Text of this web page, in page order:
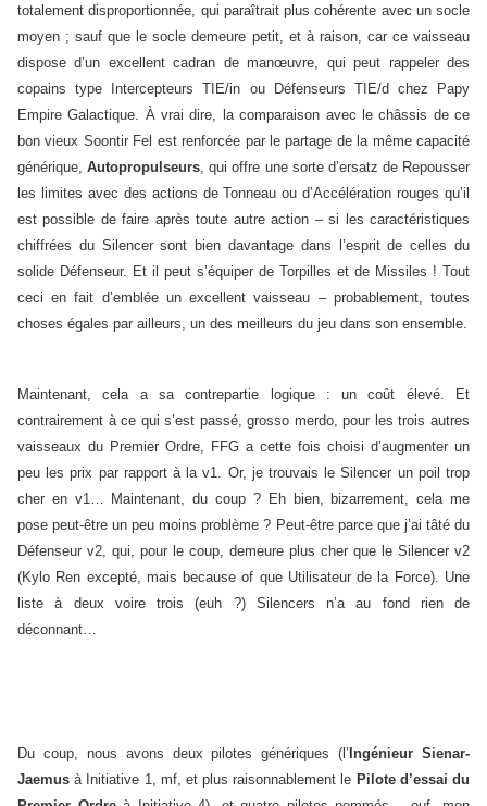
totalement disproportionnée, qui paraîtrait plus cohérente avec un socle
moyen ; sauf que le socle demeure petit, et à raison, car ce vaisseau
dispose d’un excellent cadran de manœuvre, qui peut rappeler des
copains type Intercepteurs TIE/in ou Défenseurs TIE/d chez Papy
Empire Galactique. À vrai dire, la comparaison avec le châssis de ce
bon vieux Soontir Fel est renforcée par le partage de la même capacité
générique,Autopropulseurs, qui offre une sorte d’ersatz de Repousser
les limites avec des actions de Tonneau ou d’Accélération rouges qu’il
est possible de faire après toute autre action – si les caractéristiques
chiffrées du Silencer sont bien davantage dans l’esprit de celles du
solide Défenseur. Et il peut s’équiper de Torpilles et de Missiles ! Tout
ceci en fait d’emblée un excellent vaisseau – probablement, toutes
choses égales par ailleurs, un des meilleurs du jeu dans son ensemble.
Maintenant, cela a sa contrepartie logique : un coût élevé. Et
contrairement à ce qui s’est passé, grosso merdo, pour les trois autres
vaisseaux du Premier Ordre, FFG a cette fois choisi d’augmenter un
peu les prix par rapport à la v1. Or, je trouvais le Silencer un poil trop
cher en v1… Maintenant, du coup ? Eh bien, bizarrement, cela me
pose peut-être un peu moins problème ? Peut-être parce que j’ai tâté du
Défenseur v2, qui, pour le coup, demeure plus cher que le Silencer v2
(Kylo Ren excepté, mais because of que Utilisateur de la Force). Une
liste à deux voire trois (euh ?) Silencers n’a au fond rien de
déconnant…
Du coup, nous avons deux pilotes génériques (l’Ingénieur Sienar-
Jaemus à Initiative 1, mf, et plus raisonnablement le Pilote d’essai du